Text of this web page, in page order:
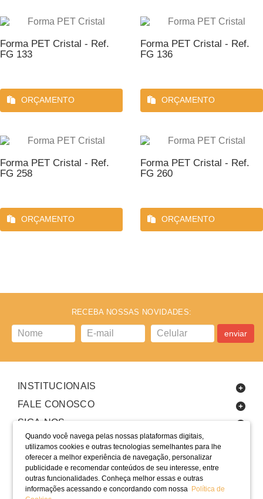
Quando você navega pelas nossas plataformas digitais,
utilizamos cookies e outras tecnologias semelhantes para lhe
oferecer a melhor experiência de navegação, personalizar
publicidade e recomendar conteúdos de seu interesse, entre
outras funcionalidades. Conheça melhor essas e outras
informações acessando e concordando com nossa Política de
Forma PET Cristal - Ref.
FG 133
ORÇAMENTO
Forma PET Cristal - Ref.
FG 136
ORÇAMENTO
Forma PET Cristal - Ref.
FG 258
ORÇAMENTO
Forma PET Cristal - Ref.
FG 260
ORÇAMENTO
RECEBA NOSSAS NOVIDADES:
enviar
INSTITUCIONAIS
FALE CONOSCO
SIGA-NOS